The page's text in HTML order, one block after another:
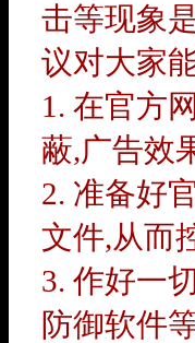
击等现象
议对大家
1. 在官方
蔽,广告效
2. 准备好
文件,从而
3. 作好一
防御软件